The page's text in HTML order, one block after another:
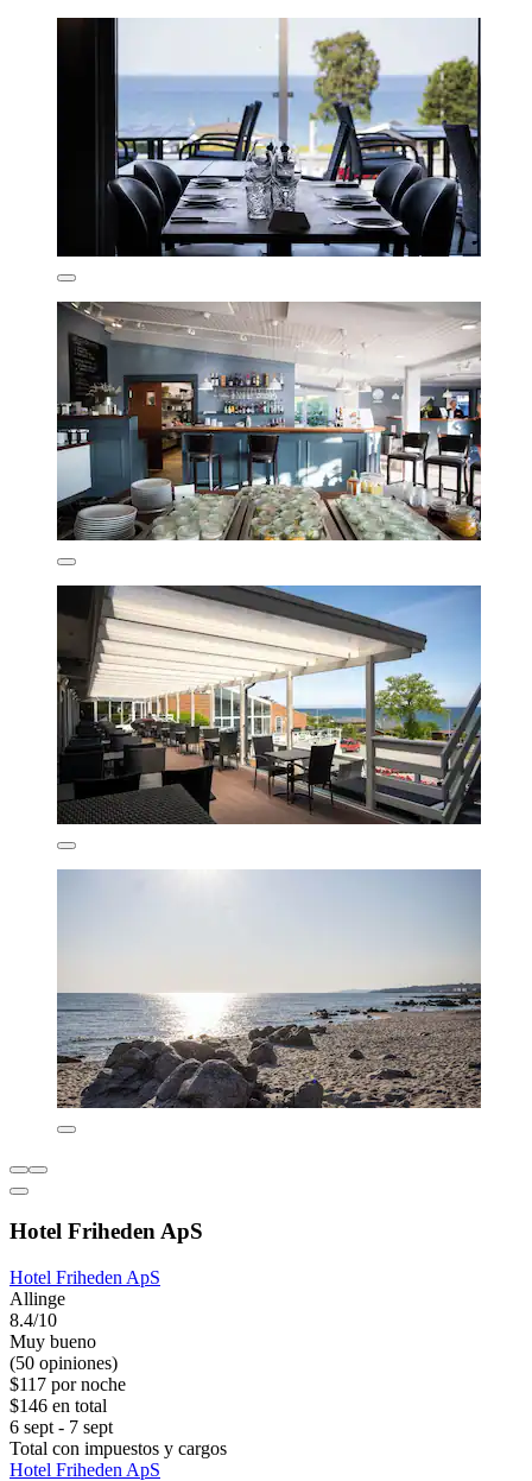
Hotel Friheden ApS
Hotel Friheden ApS
Allinge
8.4/10
Muy bueno
(50 opiniones)
$117 por noche
$146 en total
6 sept - 7 sept
Total con impuestos y cargos
Hotel Friheden ApS